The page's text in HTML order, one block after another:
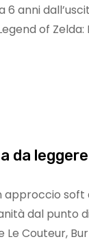
anni
of Zelda:
da
approccio soft
dal punto
Couteur,